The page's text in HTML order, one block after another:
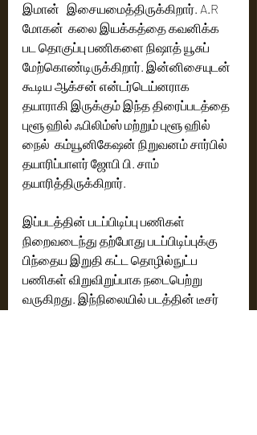
இமான்   இசையமைத்திருக்கிறார். A.R
மோகன்  கலை இயக்கத்தை கவனிக்க
பட தொகுப்பு பணிகளை நிஷாத் யூசுப்
மேற்கொண்டிருக்கிறார். இன்னிசையுடன்
கூடிய ஆக்சன் என்டர்டெய்னராக
தயாராகி இருக்கும் இந்த திரைப்படத்தை
புளூ ஹில் ஃபிலிம்ஸ் மற்றும் புளூ ஹில்
நைல்  கம்யூனிகேஷன் நிறுவனம் சார்பில்
தயாரிப்பாளர் ஜோபி பி. சாம்
தயாரித்திருக்கிறார்.
இப்படத்தின் படப்பிடிப்பு பணிகள்
நிறைவடைந்து தற்போது படப்பிடிப்புக்கு
பிந்தைய இறுதி கட்ட தொழில்நுட்ப
பணிகள் விறுவிறுப்பாக நடைபெற்று
வருகிறது. இந்நிலையில் படத்தின் டீசர்